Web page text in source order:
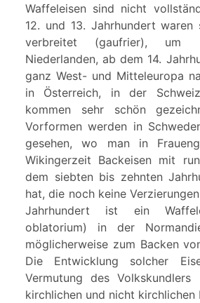
Waffeleisen sind nicht
12. und 13. Jahrhundert waren
verbreitet (gaufrier),
Niederlanden, ab dem 14.
ganz West- und Mitteleuropa
in Österreich, in der
kommen sehr schön
Vorformen werden in
gesehen, wo man in
Wikingerzeit Backeisen mit
dem siebten bis zehnten
hat, die noch keine
Jahrhundert ist ein
oblatorium) in der
möglicherweise zum Backen
Die Entwicklung solcher
Vermutung des
kirchlichen und nicht kirchlichen